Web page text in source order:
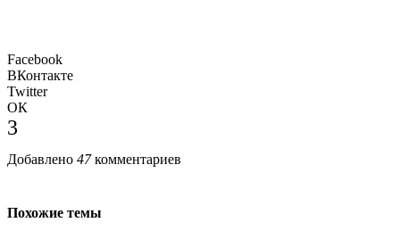
Facebook
ВКонтакте
Twitter
ОК
3
Добавлено 47комментариев
Похожие темы